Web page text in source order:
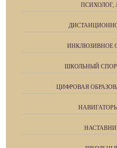
ПСИХОЛОГ,
ИНКЛЮЗИВНОЕ
ШКОЛЬНЫЙ
ЦИФРОВАЯ